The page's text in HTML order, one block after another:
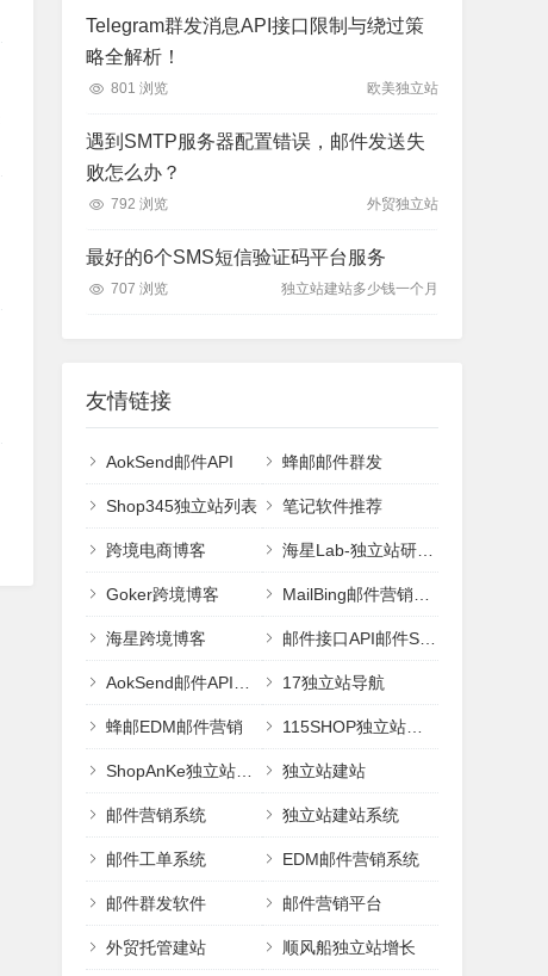
Telegram群发消息API接口限制与绕过策
略全解析！
801 浏览 欧美独立站
遇到SMTP服务器配置错误，邮件发送失
败怎么办？
792 浏览 外贸独立站
最好的6个SMS短信验证码平台服务
707 浏览 独立站建站多少钱一个月
友情链接
AokSend邮件API 蜂邮邮件群发
Shop345独立站列表 笔记软件推荐
跨境电商博客 海星Lab-独立站研究室
Goker跨境博客 MailBing邮件营销平台
海星跨境博客 邮件接口API邮件SMTP
AokSend邮件API邮件接口 17独立站导航
蜂邮EDM邮件营销 115SHOP独立站建站
ShopAnKe独立站建站 独立站建站
邮件营销系统 独立站建站系统
邮件工单系统 EDM邮件营销系统
邮件群发软件 邮件营销平台
外贸托管建站 顺风船独立站增长